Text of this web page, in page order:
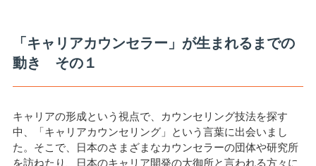
「キャリアカウンセラー」が生まれるまでの
動き その１
キャリアの形成という視点で、カウンセリング技法を探す
中、「キャリアカウンセリング」という言葉に出会いまし
た。そこで、日本のさまざまなカウンセラーの団体や研究所
を訪ねたり、日本のキャリア開発の大御所と言われる方々に